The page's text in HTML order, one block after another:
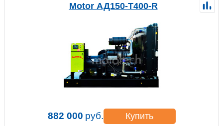
Motor АД150-Т400-R
882 000 руб. Купить